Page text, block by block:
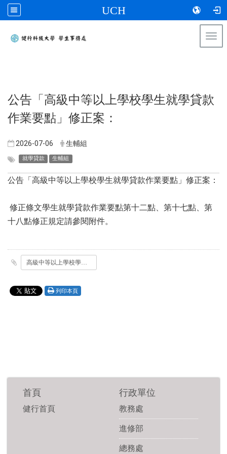
UCH
公告「高級中等以上學校學生就學貸款
作業要點」修正案：
2026-07-06 生輔組
就學貸款 生輔組
公告「高級中等以上學校學生就學貸款作業要點」修正案：
修正條文學生就學貸款作業要點第十二點、第十七點、第
十八點修正規定請參閱附件。
高級中等以上學校學生就學貸款作業要點第十二點_第十七點_第十八點修正規定.odt
列印本頁
首頁
健行首頁
行政單位
教務處
進修部
總務處